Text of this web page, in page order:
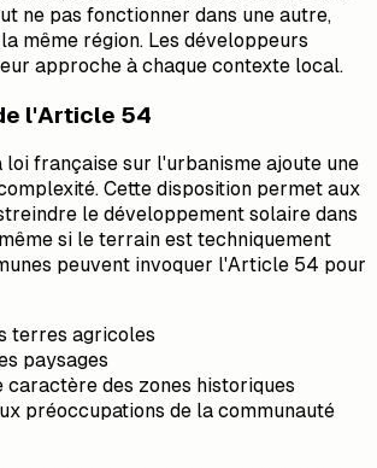
ne pas fonctionner dans une autre,
même région. Les développeurs
approche à chaque contexte local.
l'Article 54
française sur l'urbanisme ajoute une
Cette disposition permet aux
le développement solaire dans
si le terrain est techniquement
peuvent invoquer l'Article 54 pour
terres agricoles
paysages
caractère des zones historiques
préoccupations de la communauté